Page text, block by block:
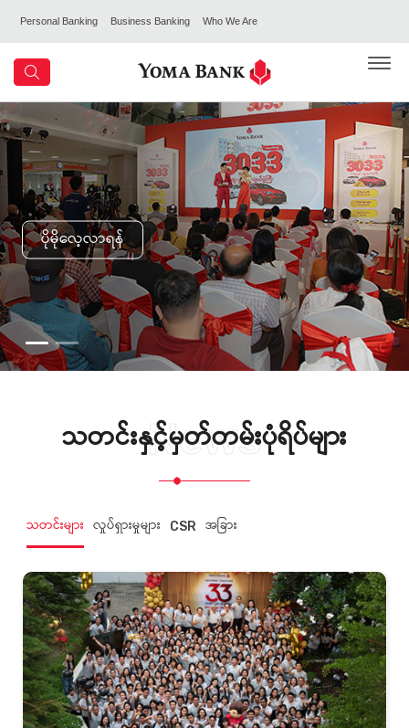
Personal Banking Business Banking Who We Are
ပိုမိုလေ့လာရန်
သတင်းနှင့်မှတ်တမ်းပုံရိပ်များ
News
သတင်းများ လှုပ်ရှားမှုများ CSR အခြား